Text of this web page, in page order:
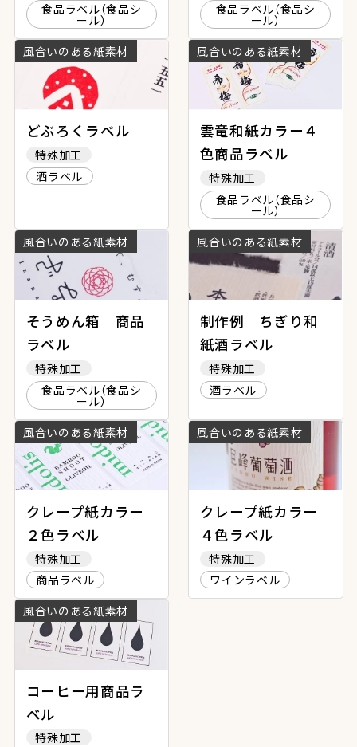
食品ラベル（食品シ
ール）
食品ラベル（食品シ
ール）
風合いのある紙素材
どぶろくラベル
特殊加工
酒ラベル
風合いのある紙素材
雲竜和紙カラー４
色商品ラベル
特殊加工
食品ラベル（食品シ
ール）
風合いのある紙素材
そうめん箱 商品
ラベル
特殊加工
食品ラベル（食品シ
ール）
風合いのある紙素材
制作例 ちぎり和
紙酒ラベル
特殊加工
酒ラベル
風合いのある紙素材
クレープ紙カラー
２色ラベル
特殊加工
商品ラベル
風合いのある紙素材
クレープ紙カラー
４色ラベル
特殊加工
ワインラベル
風合いのある紙素材
コーヒー用商品ラ
ベル
特殊加工